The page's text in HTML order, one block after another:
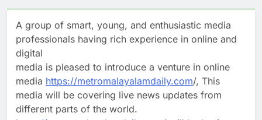
A group of smart, young, and enthusiastic media
professionals having rich experience in online and
digital
media is pleased to introduce a venture in online
media https://metromalayalamdaily.com/, This
media will be covering live news updates from
different parts of the world.